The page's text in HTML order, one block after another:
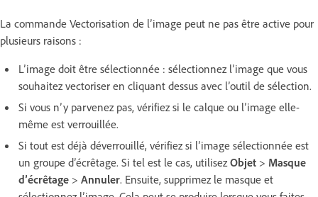
La commande Vectorisation de l’image peut ne pas être active pour
plusieurs raisons :
L’image doit être sélectionnée : sélectionnez l’image que vous
souhaitez vectoriser en cliquant dessus avec l’outil de sélection.
Si vous n’y parvenez pas, vérifiez si le calque ou l’image elle-
même est verrouillée.
Si tout est déjà déverrouillé, vérifiez si l’image sélectionnée est
un groupe d’écrêtage. Si tel est le cas, utilisez Objet > Masque
d’écrêtage > Annuler. Ensuite, supprimez le masque et